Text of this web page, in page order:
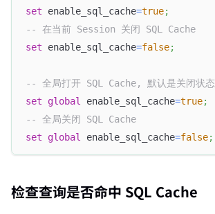
set enable_sql_cache=true;
-- 在当前 Session 关闭 SQL Cache
set enable_sql_cache=false;
-- 全局打开 SQL Cache, 默认是关闭状态
set
global enable_sql_cache=true;
-- 全局关闭 SQL Cache
set
global enable_sql_cache=false;
检查查询是否命中 SQL Cache